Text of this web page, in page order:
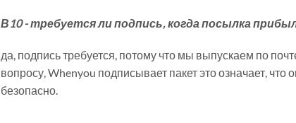
В10 - требуется ли подпись, когда посылка
да, подпись требуется, потому что мы выпускаем по
вопросу, Whenyou подписывает пакет это означает,
безопасно.